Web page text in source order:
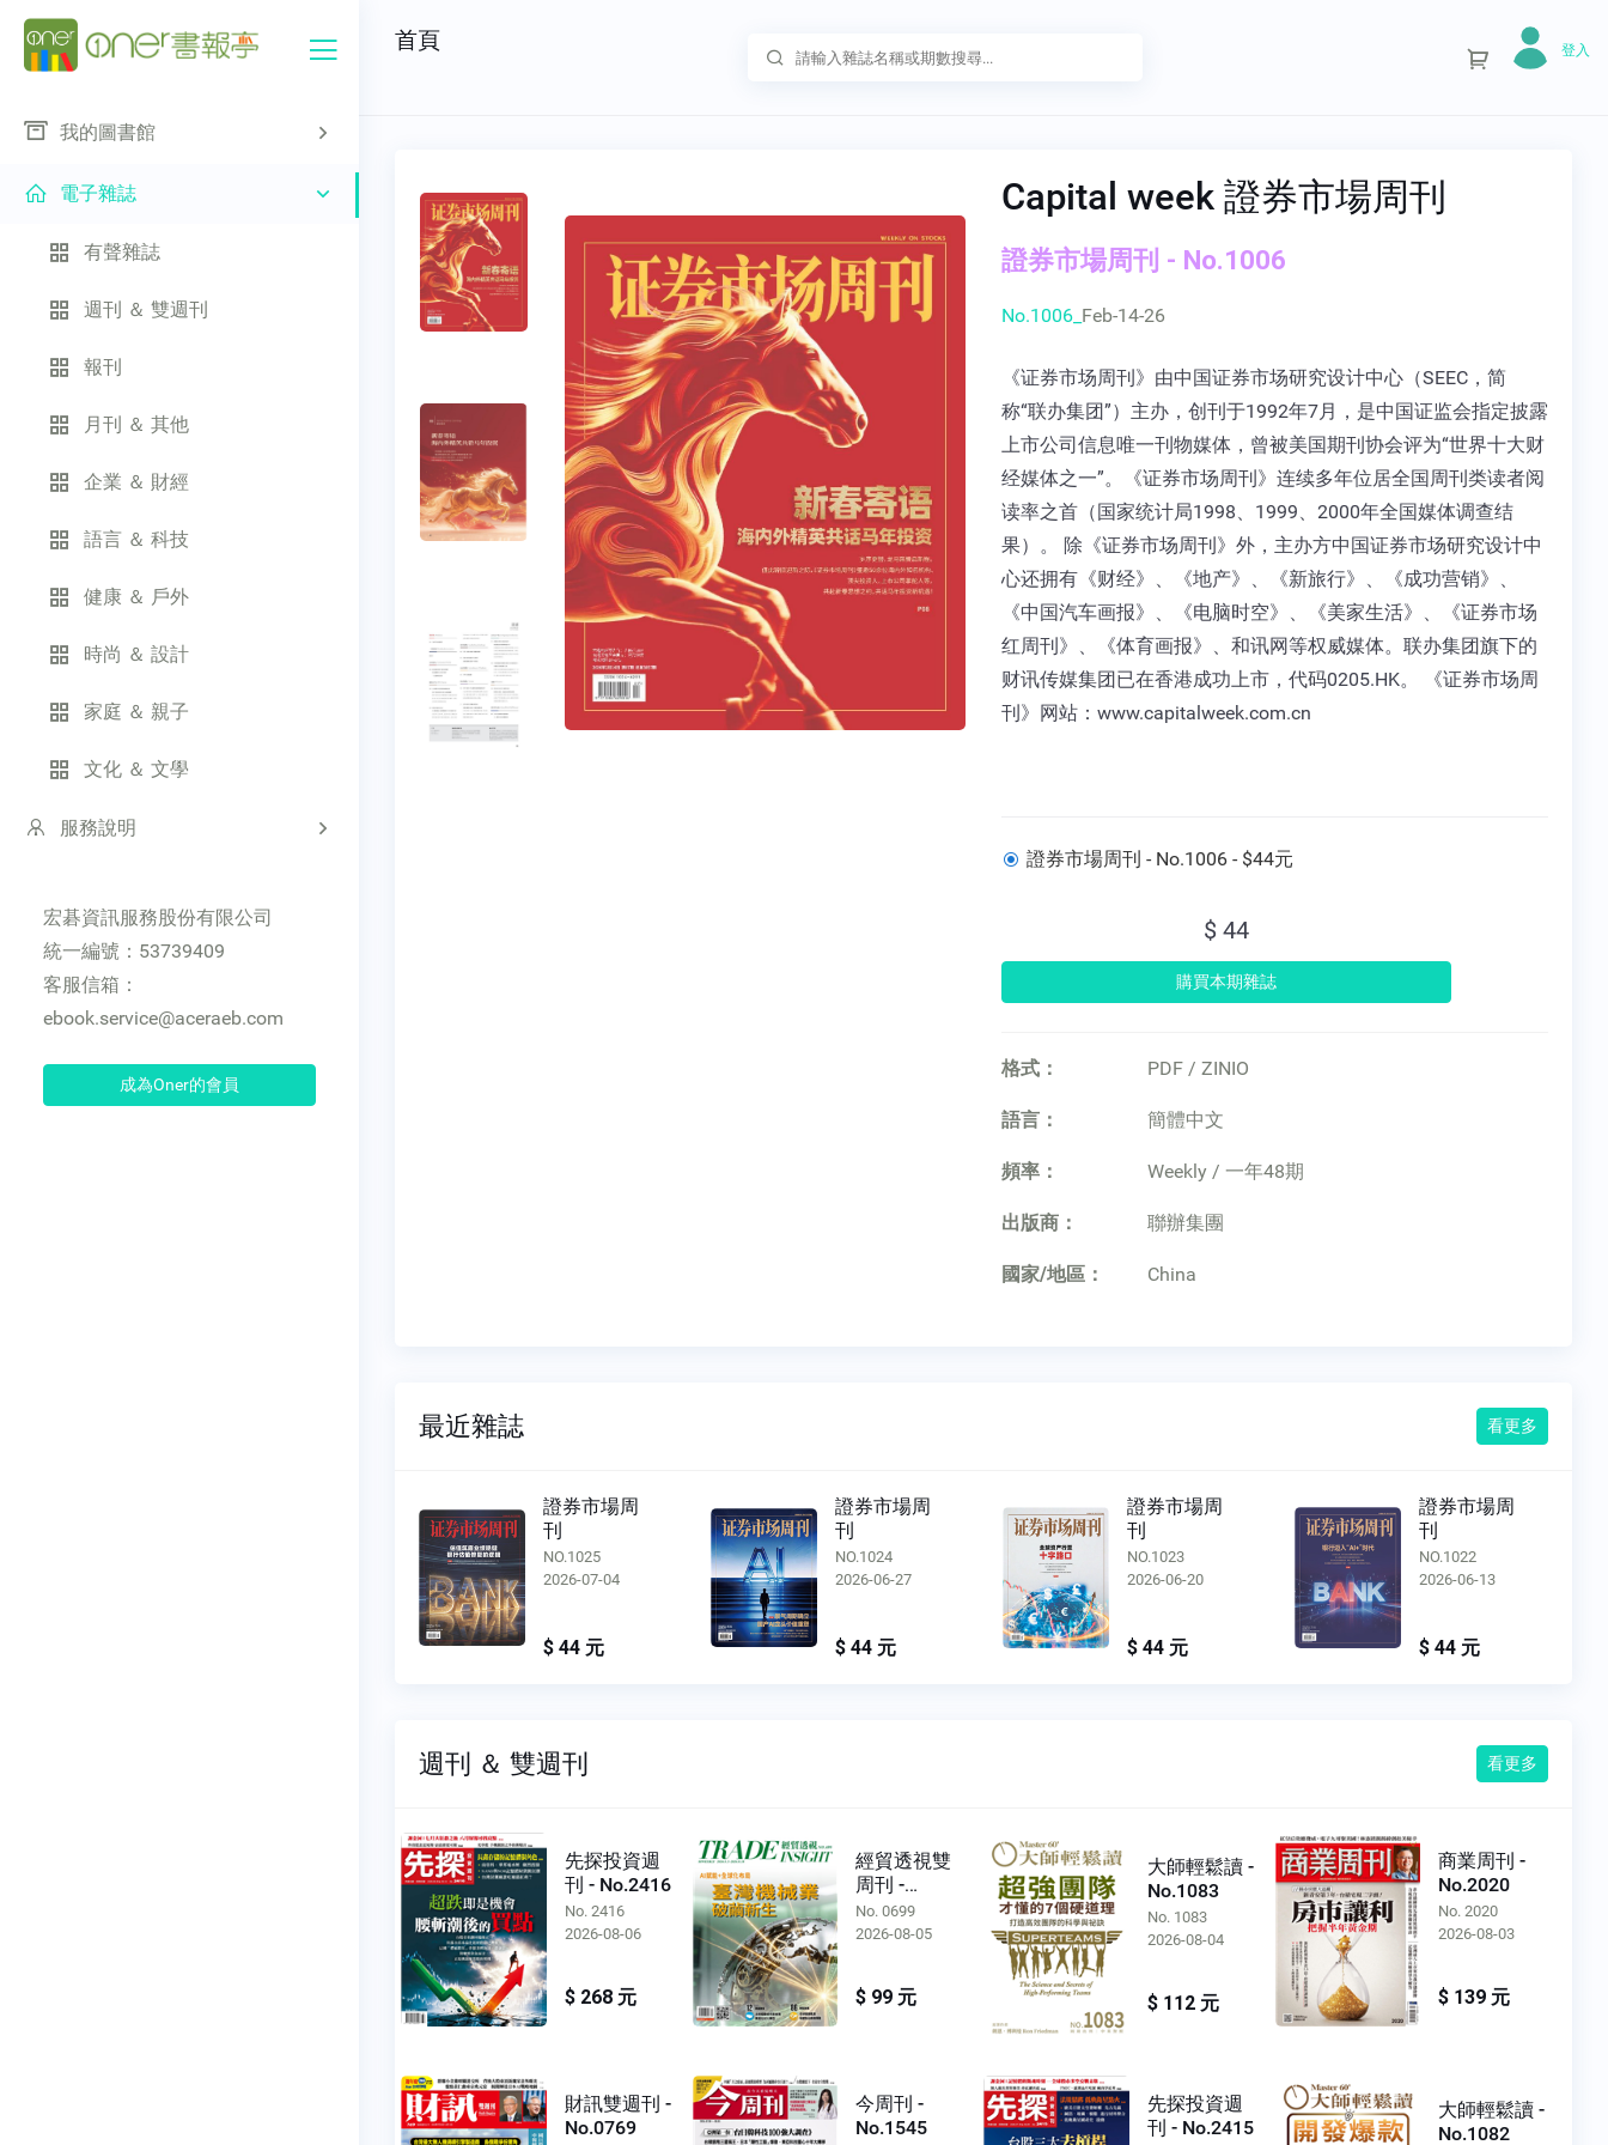
我的圖書館
電子雜誌
有聲雜誌
週刊 ＆ 雙週刊
報刊
月刊 ＆ 其他
企業 ＆ 財經
語言 ＆ 科技
健康 ＆ 戶外
時尚 ＆ 設計
家庭 ＆ 親子
文化 ＆ 文學
服務說明
宏碁資訊服務股份有限公司
統一編號：53739409
客服信箱：
ebook.service@aceraeb.com
成為Oner的會員
首頁 登入
Capital week 證券市場周刊
證券市場周刊 - No.1006
No.1006_ Feb-14-26
《证券市场周刊》由中国证券市场研究设计中心（SEEC，简
称“联办集团”）主办，创刊于1992年7月，是中国证监会指定披露
上市公司信息唯一刊物媒体，曾被美国期刊协会评为“世界十大财
经媒体之一”。《证券市场周刊》连续多年位居全国周刊类读者阅
读率之首（国家统计局1998、1999、2000年全国媒体调查结
果）。 除《证券市场周刊》外，主办方中国证券市场研究设计中
心还拥有《财经》、《地产》、《新旅行》、《成功营销》、
《中国汽车画报》、《电脑时空》、《美家生活》、《证券市场
红周刊》、《体育画报》、和讯网等权威媒体。联办集团旗下的
财讯传媒集团已在香港成功上市，代码0205.HK。 《证券市场周
刊》网站：www.capitalweek.com.cn
證券市場周刊 - No.1006 - $44元
$ 44
格式： PDF / ZINIO
語言： 簡體中文
頻率： Weekly / 一年48期
出版商： 聯辦集團
國家/地區： China
最近雜誌 看更多
證券市場周
2026-07-04
證券市場周
2026-06-27
證券市場周
2026-06-20
證券市場周
2026-06-13
週刊 ＆ 雙週刊 看更多
先探投資週
刊 - No.2416
No. 2416
2026-08-06
$ 268 元
經貿透視雙
周刊 -
No.0699
No. 0699
2026-08-05
$ 99 元
大師輕鬆讀 -
No.1083
No. 1083
2026-08-04
$ 112 元
商業周刊 -
No.2020
No. 2020
2026-08-03
$ 139 元
財訊雙週刊 -
No.0769
今周刊 -
No.1545
先探投資週
刊 - No.2415
大師輕鬆讀 -
No.1082